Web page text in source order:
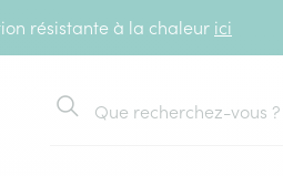
résistante à la chaleur ici
Rechercher